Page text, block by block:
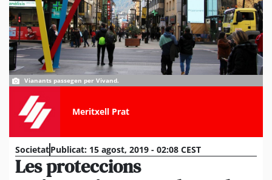
Vianants passegen per Vivand.
Meritxell Prat
SocietatPublicat: 15 agost, 2019 - 02:08 CEST
Les proteccions